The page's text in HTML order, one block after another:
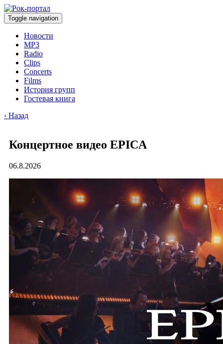
Toggle navigation
Новости
MP3
Radio
Clips
Concerts
Films
История групп
Гостевая книга
‹ Назад
Концертное видео EPICA
06.8.2026